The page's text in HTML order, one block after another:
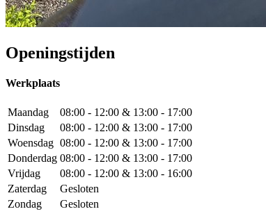
Openingstijden
Werkplaats
Maandag
08:00 - 12:00 & 13:00 - 17:00
Dinsdag
08:00 - 12:00 & 13:00 - 17:00
Woensdag 08:00 - 12:00 & 13:00 - 17:00
Donderdag 08:00 - 12:00 & 13:00 - 17:00
Vrijdag
08:00 - 12:00 & 13:00 - 16:00
Zaterdag
Gesloten
Zondag
Gesloten